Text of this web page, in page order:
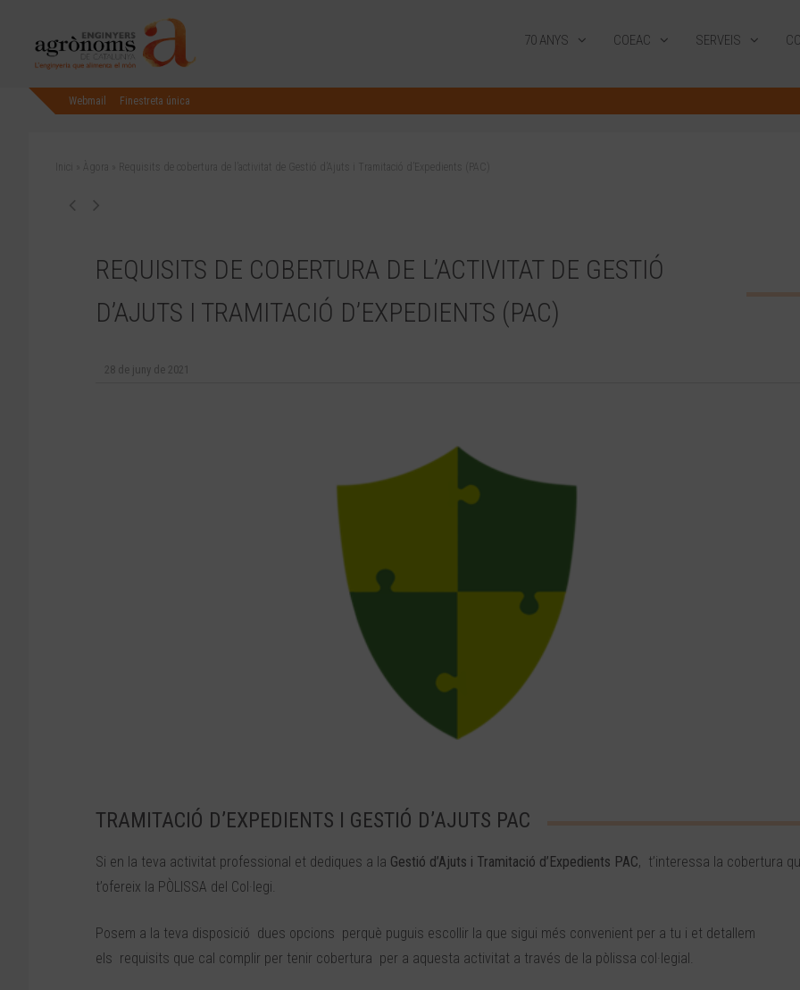
70 ANYS COEAC SERVEIS
Webmail Finestreta única
Inici Àgora Requisits de cobertura de l’activitat de Gestió d’Ajuts i Tramitació d’Expedients (PAC)
REQUISITS DE COBERTURA DE L’ACTIVITAT DE GESTIÓ
D’AJUTS I TRAMITACIÓ D’EXPEDIENTS (PAC)
28 de juny de 2021
TRAMITACIÓ D’EXPEDIENTS I GESTIÓ D’AJUTS PAC
Si en la teva activitat professional et dediques a la Gestió d’Ajuts i Tramitació d’Expedients PAC, t’interessa la cobertura
t’ofereix la PÒLISSA del Col·legi.
Posem a la teva disposició dues opcions perquè puguis escollir la que sigui més convenient per a tu i et detallem
els requisits que cal complir per tenir cobertura per a aquesta activitat a través de la pòlissa col·legial.